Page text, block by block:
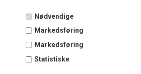
Nødvendige
Markedsføring
Markedsføring
Statistiske